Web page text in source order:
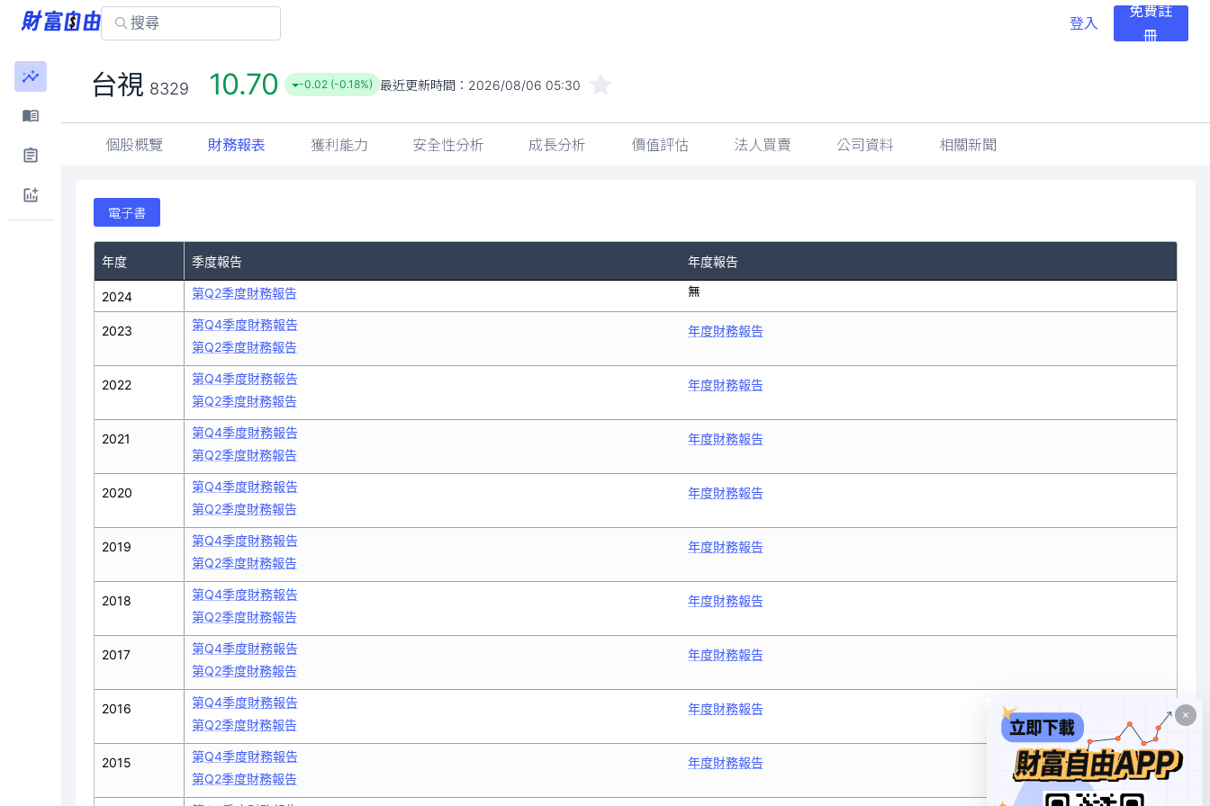
登入
免費註
冊
台視 8329 10.70 -0.02 (-0.18%) 最近更新時間： 2026/08/06 05:30
個股概覽 財務報表 獲利能力 安全性分析 成長分析 價值評估 法人買賣 公司資料 相關新聞
電子書
年度 季度報告 年度報告
2024
2023
2022
2021
2020
2019
2018
2017
2016
2015
第Q2季度財務報告 無
第Q4季度財務報告
第Q2季度財務報告
年度財務報告
第Q4季度財務報告
第Q2季度財務報告
年度財務報告
第Q4季度財務報告
第Q2季度財務報告
年度財務報告
第Q4季度財務報告
第Q2季度財務報告
年度財務報告
第Q4季度財務報告
第Q2季度財務報告
年度財務報告
第Q4季度財務報告
第Q2季度財務報告
年度財務報告
第Q4季度財務報告
第Q2季度財務報告
年度財務報告
第Q4季度財務報告
第Q2季度財務報告
年度財務報告
第Q4季度財務報告
第Q2季度財務報告
年度財務報告